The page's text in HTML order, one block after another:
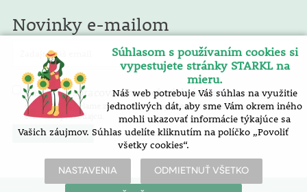
Novinky e-mailom
Súhlasím sospracovaním osobných údajov. E-mailový
spravodaj zasielame zadarmo. Pokyny pre zrušenie nájdete v každom
e-mailu spravodajcu.
Súhlasom s používaním cookies si
vypestujete stránky STARKL na
mieru.
Náš web potrebuje Váš súhlas na využitie
jednotlivých dát, aby sme Vám okrem iného
mohli ukazovať informácie týkajúce sa
Vašich záujmov. Súhlas udelíte kliknutím na políčko „Povoliť
všetky cookies“.
NASTAVENIA ODMIETNUŤ VŠETKO